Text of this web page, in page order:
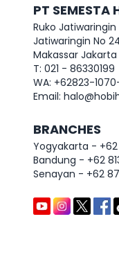
PT SEMESTA
Ruko Jatiwaringin
Jatiwaringin No
Makassar Jakarta
T: 021 - 86330199
WA: +62823-
Email:
BRANCHES
Yogyakarta - +62
Bandung - +62
Senayan - +62